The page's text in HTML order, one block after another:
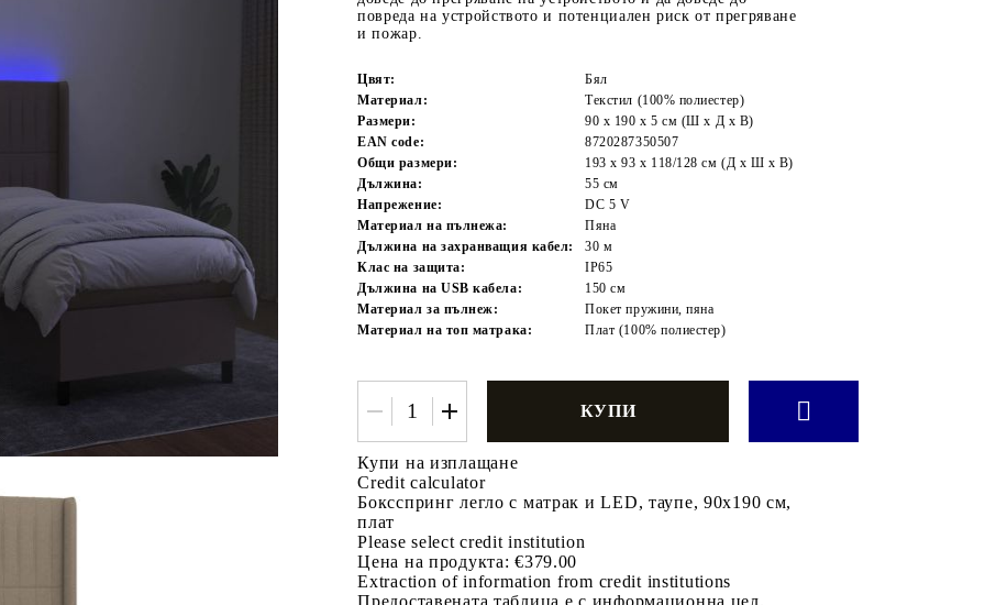
повреда на устройството и потенциален риск от прегряване
и пожар.
Цвят:
Бял
Материал:
Текстил (100% полиестер)
Размери:
90 x 190 x 5 см (Ш x Д x В)
EAN code:
8720287350507
Общи размери:
193 x 93 x 118/128 см (Д x Ш x В)
Дължина:
55 см
Напрежение:
DC 5 V
Материал на пълнежа:
Пяна
Дължина на захранващия кабел:
30 м
Клас на защита:
IP65
Дължина на USB кабела:
150 см
Материал за пълнеж:
Покет пружини, пяна
Материал на топ матрака:
Плат (100% полиестер)
Купи на изплащане
Credit calculator
Боксспринг легло с матрак и LED, таупе, 90x190 см,
плат
Please select credit institution
Цена на продукта: €379.00
Extraction of information from credit institutions
Предоставената таблица е с информационна цел.